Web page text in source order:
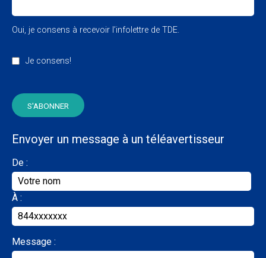
Oui, je consens à recevoir l’infolettre de TDE.
Je consens!
Envoyer un message à un téléavertisseur
De :
À :
Message :